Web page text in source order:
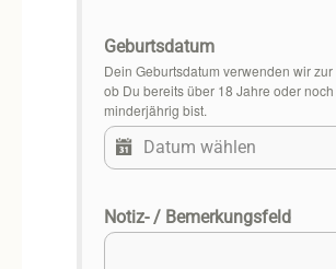
Geburtsdatum
Dein Geburtsdatum verwenden wir zur
ob Du bereits über 18 Jahre oder noch
minderjährig bist.
Notiz- / Bemerkungsfeld